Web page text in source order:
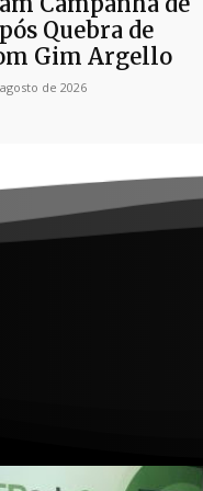
Quebra de
Gim Argello
de 2026